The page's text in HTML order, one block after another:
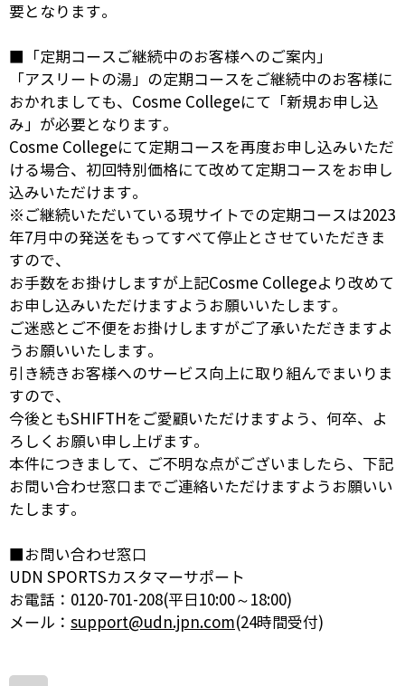
要となります。
■「定期コースご継続中のお客様へのご案内」
「アスリートの湯」の定期コースをご継続中のお客様に
おかれましても、Cosme Collegeにて「新規お申し込
み」が必要となります。
Cosme Collegeにて定期コースを再度お申し込みいただ
ける場合、初回特別価格にて改めて定期コースをお申し
込みいただけます。
※ご継続いただいている現サイトでの定期コースは2023
年7月中の発送をもってすべて停止とさせていただきま
すので、
お手数をお掛けしますが上記Cosme Collegeより改めて
お申し込みいただけますようお願いいたします。
ご迷惑とご不便をお掛けしますがご了承いただきますよ
うお願いいたします。
引き続きお客様へのサービス向上に取り組んでまいりま
すので、
今後ともSHIFTHをご愛顧いただけますよう、何卒、よ
ろしくお願い申し上げます。
本件につきまして、ご不明な点がございましたら、下記
お問い合わせ窓口までご連絡いただけますようお願いい
たします。
■お問い合わせ窓口
UDN SPORTSカスタマーサポート
お電話：0120-701-208(平日10:00～18:00)
メール： support@udn.jpn.com(24時間受付)